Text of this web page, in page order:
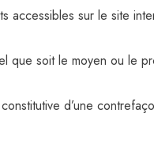
sur le site
soit le moyen ou le
d’une